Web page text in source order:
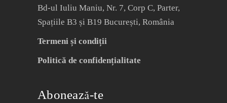
Bd-ul Iuliu Maniu, Nr. 7, Corp C, Parter,
Spațiile B3 și B19 București, România
Termeni și condiții
Politică de confidențialitate
Abonează-te